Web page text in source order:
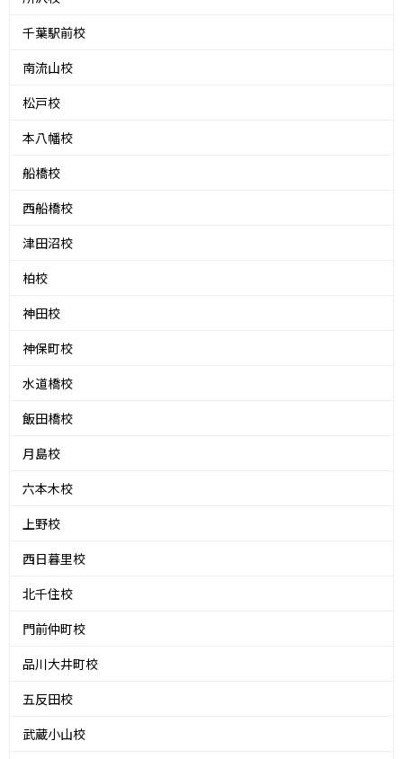
千葉駅前校
南流山校
松戸校
本八幡校
船橋校
西船橋校
津田沼校
柏校
神田校
神保町校
水道橋校
飯田橋校
月島校
六本木校
上野校
西日暮里校
北千住校
門前仲町校
品川大井町校
五反田校
武蔵小山校